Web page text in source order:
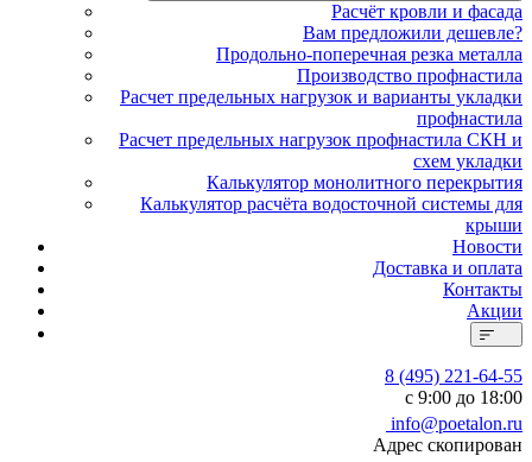
Расчёт кровли и фасада
Вам предложили дешевле?
Продольно-поперечная резка металла
Производство профнастила
Расчет предельных нагрузок и варианты укладки
профнастила
Расчет предельных нагрузок профнастила СКН и
схем укладки
Калькулятор монолитного перекрытия
Калькулятор расчёта водосточной системы для
крыши
Новости
Доставка и оплата
Контакты
Акции
8 (495) 221-64-55
с 9:00 до 18:00
info@poetalon.ru
Адрес скопирован